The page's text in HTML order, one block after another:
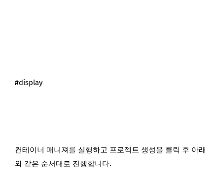
#display
컨테이너 매니져를 실행하고 프로젝트 생성을 클릭 후 아래
와 같은 순서대로 진행합니다.